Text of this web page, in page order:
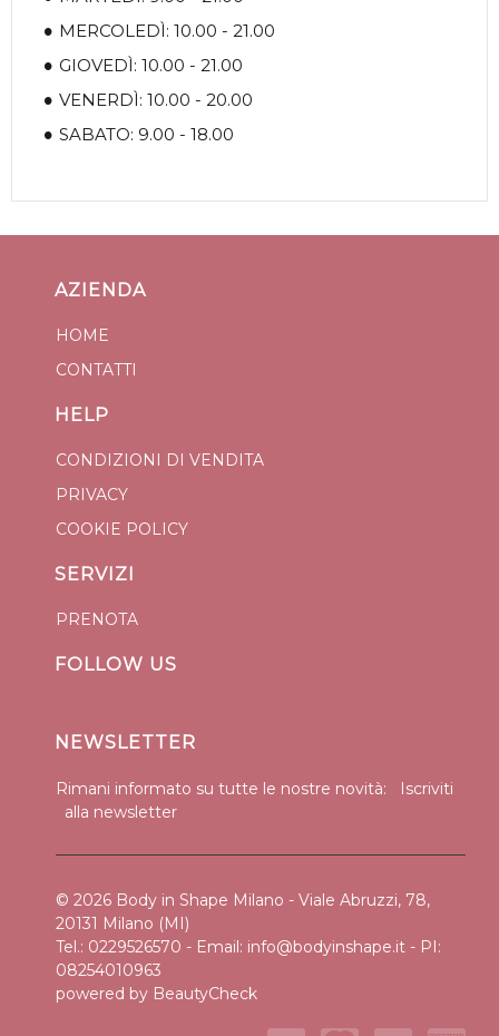
MERCOLEDÌ: 10.00 - 21.00
GIOVEDÌ: 10.00 - 21.00
VENERDÌ: 10.00 - 20.00
SABATO: 9.00 - 18.00
AZIENDA
HOME
CONTATTI
HELP
CONDIZIONI DI VENDITA
PRIVACY
COOKIE POLICY
SERVIZI
PRENOTA
FOLLOW US
NEWSLETTER
Rimani informato su tutte le nostre novità:
Iscriviti
alla newsletter
© 2026 Body in Shape Milano - Viale Abruzzi, 78,
20131 Milano (MI)
Tel.: 0229526570 - Email: info@bodyinshape.it - PI:
08254010963
powered by BeautyCheck